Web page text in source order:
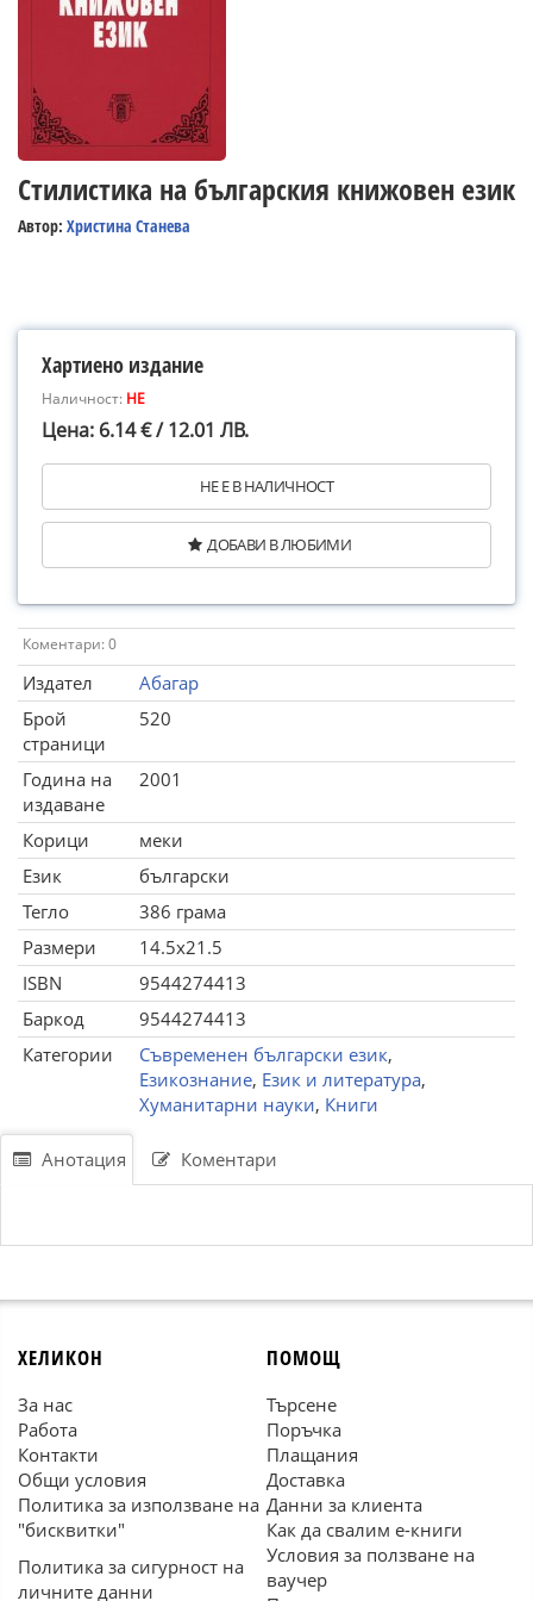
Стилистика на българския книжовен език
Автор: Христина Станева
Хартиено издание
Наличност: НЕ
Цена: 6.14 € / 12.01 ЛВ.
НЕ Е В НАЛИЧНОСТ
ДОБАВИ В ЛЮБИМИ
Коментари: 0
Издател
Абагар
Брой
страници
520
Година на
издаване
2001
Корици
меки
Език
български
Тегло
386 грама
Размери
14.5x21.5
ISBN
9544274413
Баркод
9544274413
Категории
Съвременен български език,
Езикознание, Език и литература,
Хуманитарни науки, Книги
Анотация Коментари
ХЕЛИКОН
За нас
Работа
Контакти
Общи условия
Политика за използване на
"бисквитки"
Политика за сигурност на
личните данни
ПОМОЩ
Търсене
Поръчка
Плащания
Доставка
Данни за клиента
Как да свалим е-книги
Условия за ползване на
ваучер